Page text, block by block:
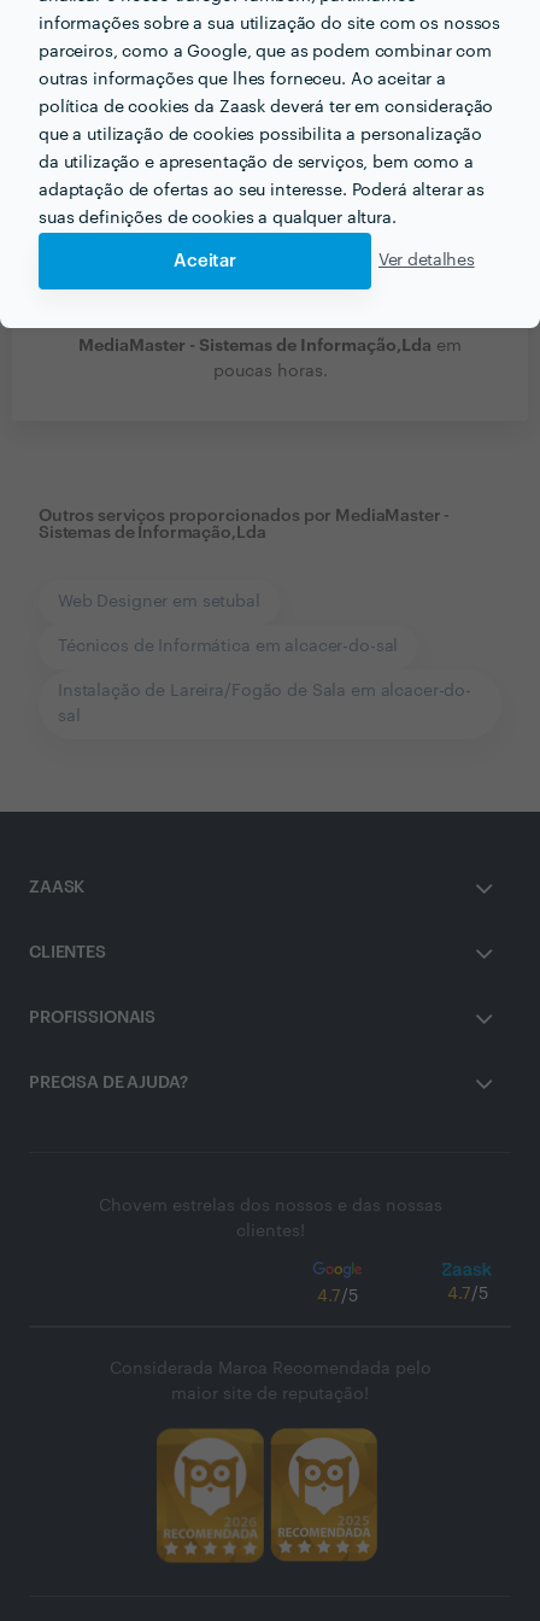
informações sobre a sua utilização do site com os nossos
parceiros, como a Google, que as podem combinar com
outras informações que lhes forneceu. Ao aceitar a
política de cookies da Zaask deverá ter em consideração
que a utilização de cookies possibilita a personalização
da utilização e apresentação de serviços, bem como a
adaptação de ofertas ao seu interesse. Poderá alterar as
suas definições de cookies a qualquer altura.
Aceitar Ver detalhes
MediaMaster - Sistemas de Informação,Lda em
poucas horas.
Outros serviços proporcionados por MediaMaster -
Sistemas de Informação,Lda
Web Designer em setubal
Técnicos de Informática em alcacer-do-sal
Instalação de Lareira/Fogão de Sala em alcacer-do-
sal
ZAASK
CLIENTES
PROFISSIONAIS
PRECISA DE AJUDA?
Chovem estrelas dos nossos e das nossas
clientes!
4.7/5 4.7/5
Considerada Marca Recomendada pelo
maior site de reputação!